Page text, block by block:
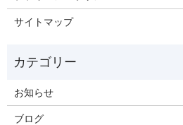
サイトマップ
お知らせ
ブログ